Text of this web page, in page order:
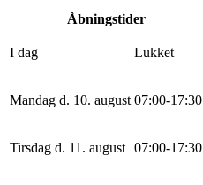
Åbningstider
I dag Lukket
Mandag d. 10. august 07:00-17:30
Tirsdag d. 11. august 07:00-17:30